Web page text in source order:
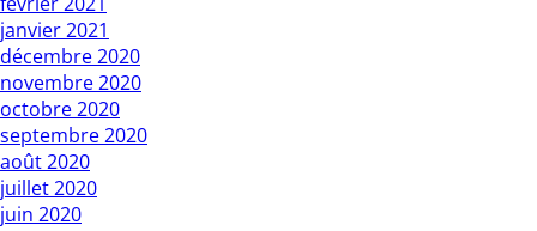
janvier 2021
décembre 2020
novembre 2020
octobre 2020
septembre 2020
août 2020
juillet 2020
juin 2020